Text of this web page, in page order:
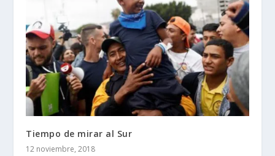
Tiempo de mirar al Sur
12 noviembre, 2018